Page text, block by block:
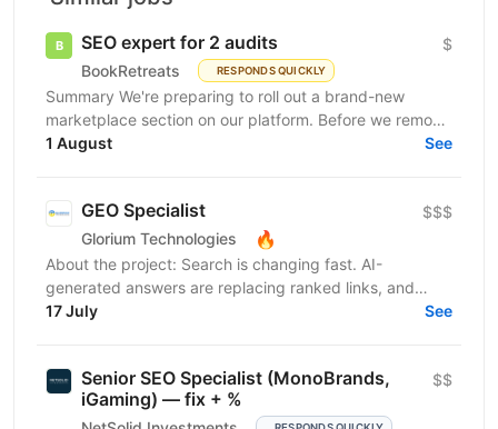
SEO expert for 2 audits
BookRetreats RESPONDS QUICKLY
$
Summary We're preparing to roll out a brand-new
marketplace section on our platform. Before we remove
the staging gates, open up indexing, and kick off a...
1 August See
GEO Specialist
Glorium Technologies 🔥
$$$
About the project: Search is changing fast. AI-
generated answers are replacing ranked links, and
brands that aren't visible inside those answers are
17 July See
Senior SEO Specialist (MonoBrands,
iGaming) — fix + %
$$